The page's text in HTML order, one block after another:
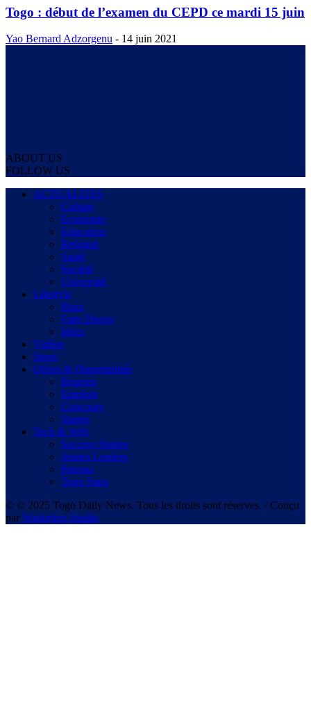
Togo : début de l’examen du CEPD ce mardi 15 juin
Yao Bernard Adzorgenu - 14 juin 2021
ABOUT US
FOLLOW US
ACTUALITES
Culture
Economie
Education
Religion
Santé
Société
Université
Lifestyle
Buzz
Faits Divers
Idées
Vidéos
Sport
Offres & Opportunités
Bourses
Emplois
Concours
Stages
Tech & Web
Success Stories
Jeunes Leaders
Patrons
Togo Stars
© © 2025 Togo Daily News. Tous les droits sont réserves. / Conçu
par Warketing Studio